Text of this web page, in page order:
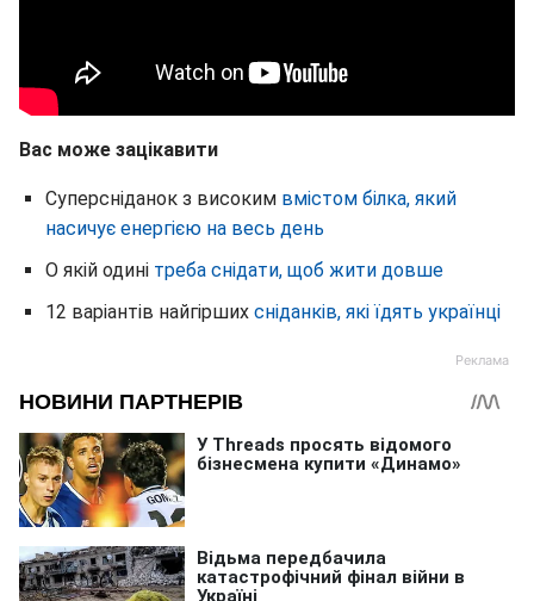
Вас може зацікавити
Суперсніданок з високим вмістом білка, який
насичує енергією на весь день
О якій одині треба снідати, щоб жити довше
12 варіантів найгірших сніданків, які їдять українці